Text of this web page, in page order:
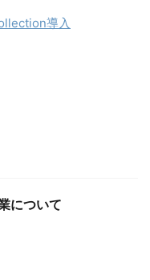
導入
について